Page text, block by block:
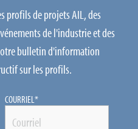
profils de projets AIL, des
de l'industrie et des
bulletin d'information
sur les profils.
COURRIEL*